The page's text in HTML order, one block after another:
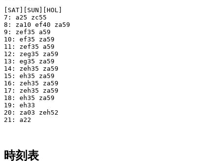
[SAT][SUN][HOL]
7: a25 zc55
8: za10 ef40 za59
9: zef35 a59
10: ef35 za59
11: zef35 a59
12: zeg35 za59
13: eg35 za59
14: zeh35 za59
15: eh35 za59
16: zeh35 za59
17: zeh35 za59
18: eh35 za59
19: eh33
20: za03 zeh52
21: a22
時刻表